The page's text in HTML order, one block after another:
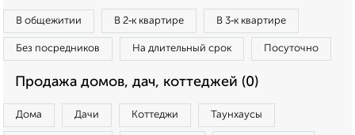
В общежитии В 2‑к квартире В 3‑к квартире
Без посредников На длительный срок Посуточно
Продажа домов, дач, коттеджей (0)
Дома Дачи Коттеджи Таунхаусы